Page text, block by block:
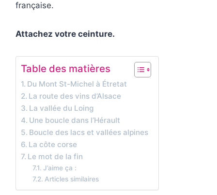
française.
Attachez votre ceinture.
Table des matières
Du Mont St-Michel à Étretat
La route des vins d’Alsace
La vallée du Loing
Une boucle dans l’Hérault
Boucle des lacs et vallées alpines
La côte corse
Le mot de la fin
J’aime ça :
Articles similaires